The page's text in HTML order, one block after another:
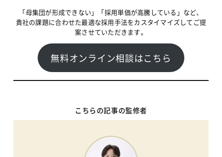
「母集団が形成できない」「採用単価が高騰している」など、
貴社の課題に合わせた最適な採用手法をカスタイマイズしてご提
案させていただきます。
無料オンライン相談はこちら
こちらの記事の監修者